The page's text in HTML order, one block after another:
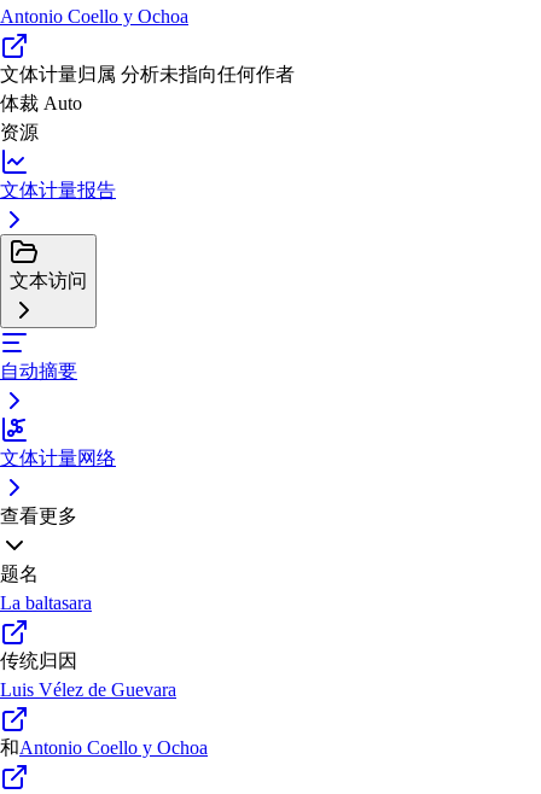
Antonio Coello y Ochoa
文体计量归属 分析未指向任何作者
体裁 Auto
资源
文体计量报告
文本访问
自动摘要
文体计量网络
查看更多
题名
La baltasara
传统归因
Luis Vélez de Guevara
和Antonio Coello y Ochoa